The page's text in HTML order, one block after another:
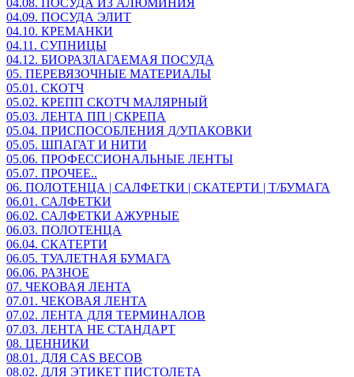
04.08. ПОСУДА ИЗ АЛЮМИНИЯ
04.09. ПОСУДА ЭЛИТ
04.10. КРЕМАНКИ
04.11. СУПНИЦЫ
04.12. БИОРАЗЛАГАЕМАЯ ПОСУДА
05. ПЕРЕВЯЗОЧНЫЕ МАТЕРИАЛЫ
05.01. СКОТЧ
05.02. КРЕПП СКОТЧ МАЛЯРНЫЙ
05.03. ЛЕНТА ПП | СКРЕПА
05.04. ПРИСПОСОБЛЕНИЯ Д/УПАКОВКИ
05.05. ШПАГАТ И НИТИ
05.06. ПРОФЕССИОНАЛЬНЫЕ ЛЕНТЫ
05.07. ПРОЧЕЕ..
06. ПОЛОТЕНЦА | САЛФЕТКИ | СКАТЕРТИ | Т/БУМАГА
06.01. САЛФЕТКИ
06.02. САЛФЕТКИ АЖУРНЫЕ
06.03. ПОЛОТЕНЦА
06.04. СКАТЕРТИ
06.05. ТУАЛЕТНАЯ БУМАГА
06.06. РАЗНОЕ
07. ЧЕКОВАЯ ЛЕНТА
07.01. ЧЕКОВАЯ ЛЕНТА
07.02. ЛЕНТА ДЛЯ ТЕРМИНАЛОВ
07.03. ЛЕНТА НЕ СТАНДАРТ
08. ЦЕННИКИ
08.01. ДЛЯ CAS ВЕСОВ
08.02. ДЛЯ ЭТИКЕТ ПИСТОЛЕТА